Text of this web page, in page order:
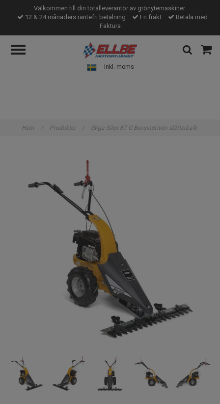
Välkommen till din totalleverantör av grönytemaskiner.
12 & 24 månaders räntefri betalning
Fri frakt
Betala med
Faktura
Inkl. moms
Hem / Produkter / Stiga Silex 87 G Bensindriven slåtterbalk